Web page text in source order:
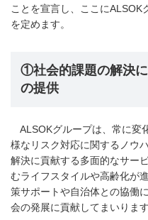
ことを宣言し、ここにALSOK
を定めます。
①社会的課題の解決
の提供
ALSOKグループは、常に変
様なリスク対応に関するノウ
解決に貢献する多面的なサー
むライフスタイルや高齢化が
策サポートや自治体との協働
会の発展に貢献してまいります